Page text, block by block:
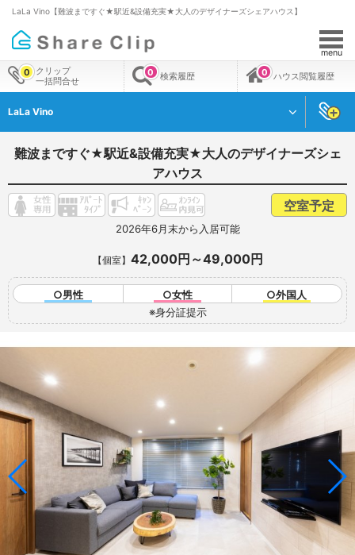
LaLa Vino【難波まですぐ★駅近&設備充実★大人のデザイナーズシェアハウス】
menu
クリップ
一括問合せ
0 検索履歴
0 ハウス閲覧履歴
0
LaLa Vino
難波まですぐ★駅近&設備充実★大人のデザイナーズシェ
アハウス
空室予定
2026年6月末から入居可能
【個室】 42,000円～49,000円
○男性 ○女性
○外国人
※身分証提示